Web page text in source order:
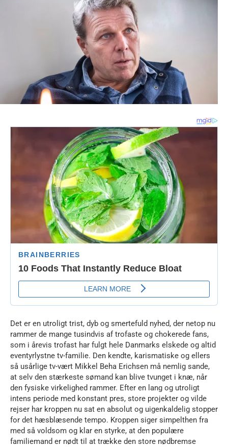
Det er en utroligt trist, dyb og smertefuld nyhed, der netop nu
rammer de mange tusindvis af trofaste og chokerede fans,
som i årevis trofast har fulgt hele Danmarks elskede og altid
eventyrlystne tv-familie. Den kendte, karismatiske og ellers
så usårlige tv-vært Mikkel Beha Erichsen må nemlig sande,
at selv den stærkeste sømand kan blive tvunget i knæ, når
den fysiske virkelighed rammer. Efter en lang og utroligt
intens periode med konstant pres, store projekter og vilde
rejser har kroppen nu sat en absolut og uigenkaldelig stopper
for det hæsblæsende tempo. Kroppen siger simpelthen fra
med så voldsom og klar en styrke, at den populære
familiemand er nødt til at trække den store nødbremse